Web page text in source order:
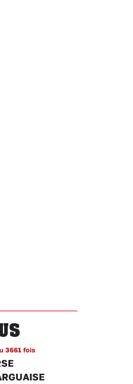
3661 fois